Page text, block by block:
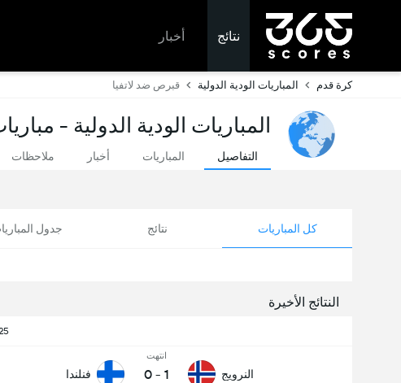
نتائج أخبار
كرة قدم المباريات الودية الدولية قبرص ضد لاتفيا
المباريات الودية الدولية -
التفاصيل المباريات أخبار ملاحظات
كل المباريات نتائج جدول
النتائج الأخيرة
النرويج
انتهت
1
-
0 فنلندا